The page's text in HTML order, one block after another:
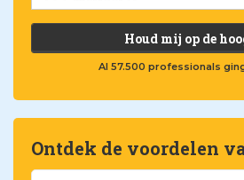
Houd mij op de
Al 57.500 professionals
Ontdek de voordelen